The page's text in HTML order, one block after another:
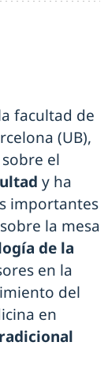
facultad de
(UB),
sobre el
y ha
importantes
la mesa
de la
en la
del
en